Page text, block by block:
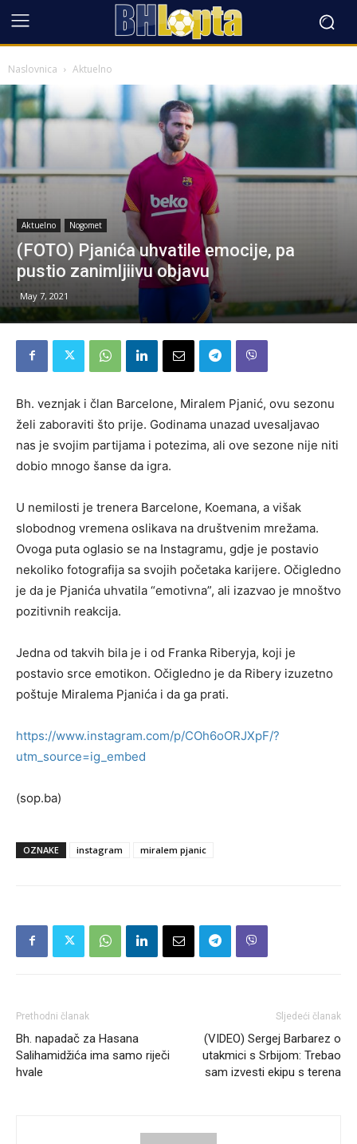
Naslovnica Aktuelno
Aktuelno Nogomet
(FOTO) Pjanića uhvatile emocije, pa
pustio zanimljiivu objavu
May 7, 2021
Bh. veznjak i član Barcelone, Miralem Pjanić, ovu sezonu
želi zaboraviti što prije. Godinama unazad uvesaljavao
nas je svojim partijama i potezima, ali ove sezone nije niti
dobio mnogo šanse da igra.
U nemilosti je trenera Barcelone, Koemana, a višak
slobodnog vremena oslikava na društvenim mrežama.
Ovoga puta oglasio se na Instagramu, gdje je postavio
nekoliko fotografija sa svojih početaka karijere. Očigledno
je da je Pjanića uhvatila “emotivna”, ali izazvao je mnoštvo
pozitivnih reakcija.
Jedna od takvih bila je i od Franka Riberyja, koji je
postavio srce emotikon. Očigledno je da Ribery izuzetno
poštuje Miralema Pjanića i da ga prati.
https://www.instagram.com/p/COh6oORJXpF/?
utm_source=ig_embed
(sop.ba)
OZNAKE instagram miralem pjanic
Prethodni članak
Bh. napadač za Hasana
Salihamidžića ima samo riječi
hvale
Sljedeći članak
(VIDEO) Sergej Barbarez o
utakmici s Srbijom: Trebao
sam izvesti ekipu s terena